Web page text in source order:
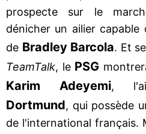
prospecte sur le
dénicher un ailier
de Bradley Barcola. Et
TeamTalk, le PSG
Karim Adeyemi,
Dortmund, qui possède
de l'international français.